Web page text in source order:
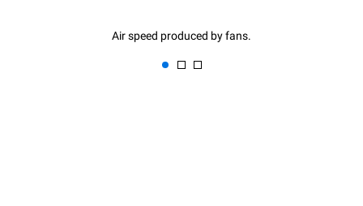
Air speed produced by fans.